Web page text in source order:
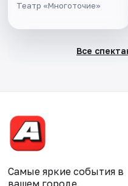
Театр «Многоточие»
Все
Самые яркие события в